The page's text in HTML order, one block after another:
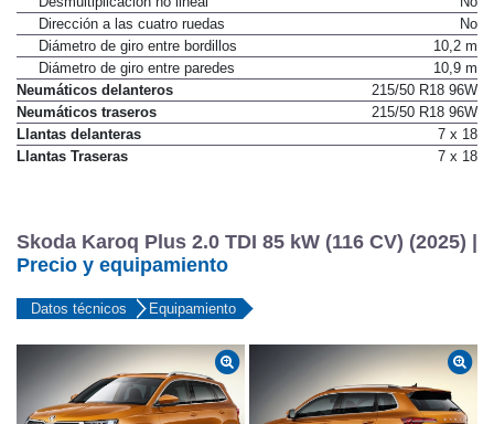
Desmultiplicación no lineal
No
Dirección a las cuatro ruedas
No
Diámetro de giro entre bordillos
10,2 m
Diámetro de giro entre paredes
10,9 m
Neumáticos delanteros
215/50 R18 96W
Neumáticos traseros
215/50 R18 96W
Llantas delanteras
7 x 18
Skoda Karoq Plus 2.0 TDI 85 kW (116 CV) (2025) |
Precio y equipamiento